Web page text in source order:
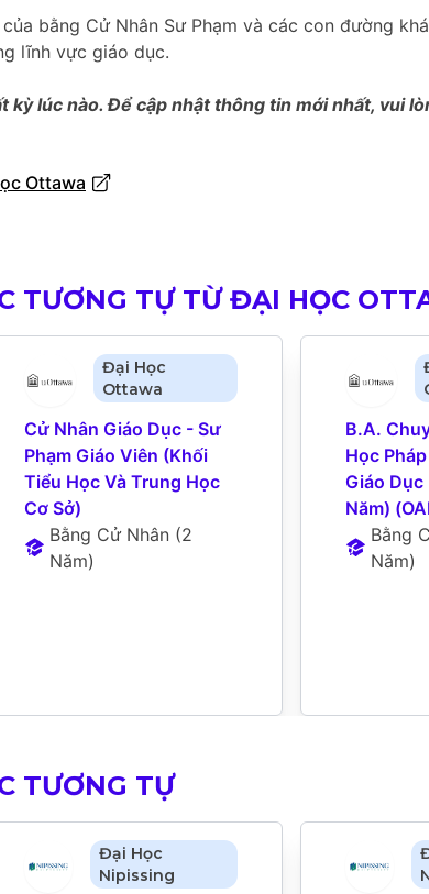
bằng Cử Nhân Sư Phạm và các con đường
lĩnh vực giáo dục.
lúc nào. Để cập nhật thông tin mới nhất, vui
Ottawa
TƯƠNG TỰ TỪ ĐẠI HỌC
Đại Học
Ottawa
Cử Nhân Giáo Dục - Sư
Phạm Giáo Viên (Khối
Tiểu Học Và Trung Học
Cơ Sở)
Bằng Cử Nhân (2
Năm)
B.A.
Học
Giáo Dục
Năm)
Bằng
Năm)
TƯƠNG TỰ
Đại Học
Nipissing